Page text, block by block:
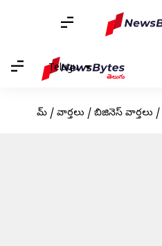
Telugu
హోమ్ / వార్తలు / బిజినెస్ వార్తలు /